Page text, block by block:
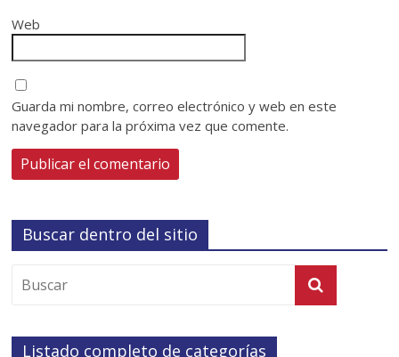
Web
Guarda mi nombre, correo electrónico y web en este
navegador para la próxima vez que comente.
Buscar dentro del sitio
Listado completo de categorías